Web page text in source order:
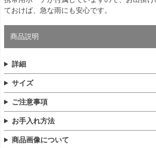
ておけば、急な雨にも安心です。
商品説明
詳細
サイズ
ご注意事項
お手入れ方法
商品画像について